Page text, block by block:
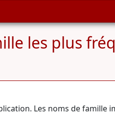
les plus
Les noms de famille